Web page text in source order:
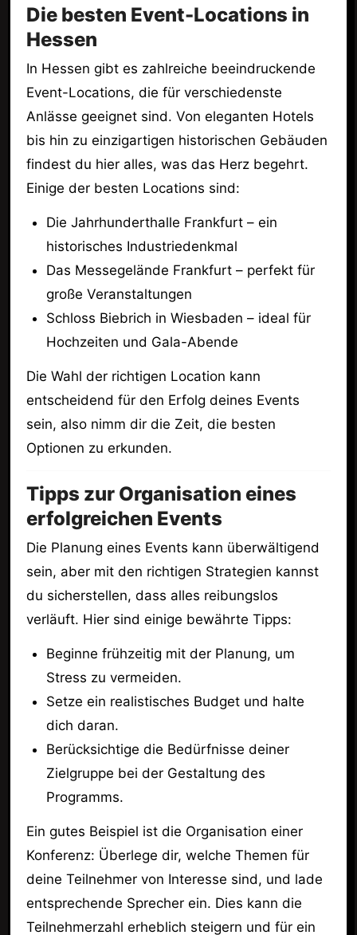
Die besten Event-Locations in
Hessen
In Hessen gibt es zahlreiche beeindruckende
Event-Locations, die für verschiedenste
Anlässe geeignet sind. Von eleganten Hotels
bis hin zu einzigartigen historischen Gebäuden
findest du hier alles, was das Herz begehrt.
Einige der besten Locations sind:
Die Jahrhunderthalle Frankfurt – ein
historisches Industriedenkmal
Das Messegelände Frankfurt – perfekt für
große Veranstaltungen
Schloss Biebrich in Wiesbaden – ideal für
Hochzeiten und Gala-Abende
Die Wahl der richtigen Location kann
entscheidend für den Erfolg deines Events
sein, also nimm dir die Zeit, die besten
Optionen zu erkunden.
Tipps zur Organisation eines
erfolgreichen Events
Die Planung eines Events kann überwältigend
sein, aber mit den richtigen Strategien kannst
du sicherstellen, dass alles reibungslos
verläuft. Hier sind einige bewährte Tipps:
Beginne frühzeitig mit der Planung, um
Stress zu vermeiden.
Setze ein realistisches Budget und halte
dich daran.
Berücksichtige die Bedürfnisse deiner
Zielgruppe bei der Gestaltung des
Programms.
Ein gutes Beispiel ist die Organisation einer
Konferenz: Überlege dir, welche Themen für
deine Teilnehmer von Interesse sind, und lade
entsprechende Sprecher ein. Dies kann die
Teilnehmerzahl erheblich steigern und für ein